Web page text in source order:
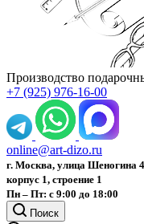
Производство
+7 (925) 976-16-00
online@art-dizo.ru
г. Москва, улица Шеногина
корпус 1, строение 1
Пн – Пт: с 9:00 до 18:00
Поиск